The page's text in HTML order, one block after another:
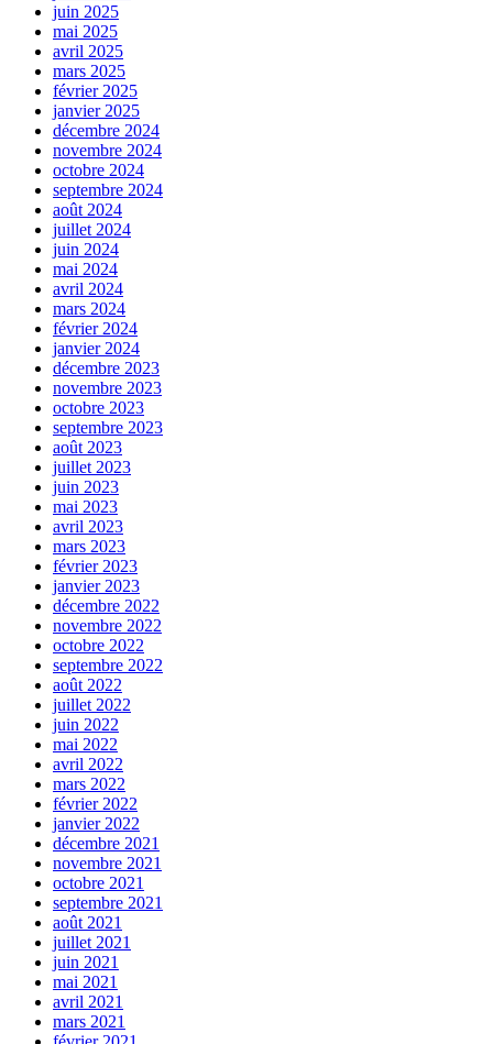
juin 2025
mai 2025
avril 2025
mars 2025
février 2025
janvier 2025
décembre 2024
novembre 2024
octobre 2024
septembre 2024
août 2024
juillet 2024
juin 2024
mai 2024
avril 2024
mars 2024
février 2024
janvier 2024
décembre 2023
novembre 2023
octobre 2023
septembre 2023
août 2023
juillet 2023
juin 2023
mai 2023
avril 2023
mars 2023
février 2023
janvier 2023
décembre 2022
novembre 2022
octobre 2022
septembre 2022
août 2022
juillet 2022
juin 2022
mai 2022
avril 2022
mars 2022
février 2022
janvier 2022
décembre 2021
novembre 2021
octobre 2021
septembre 2021
août 2021
juillet 2021
juin 2021
mai 2021
avril 2021
mars 2021